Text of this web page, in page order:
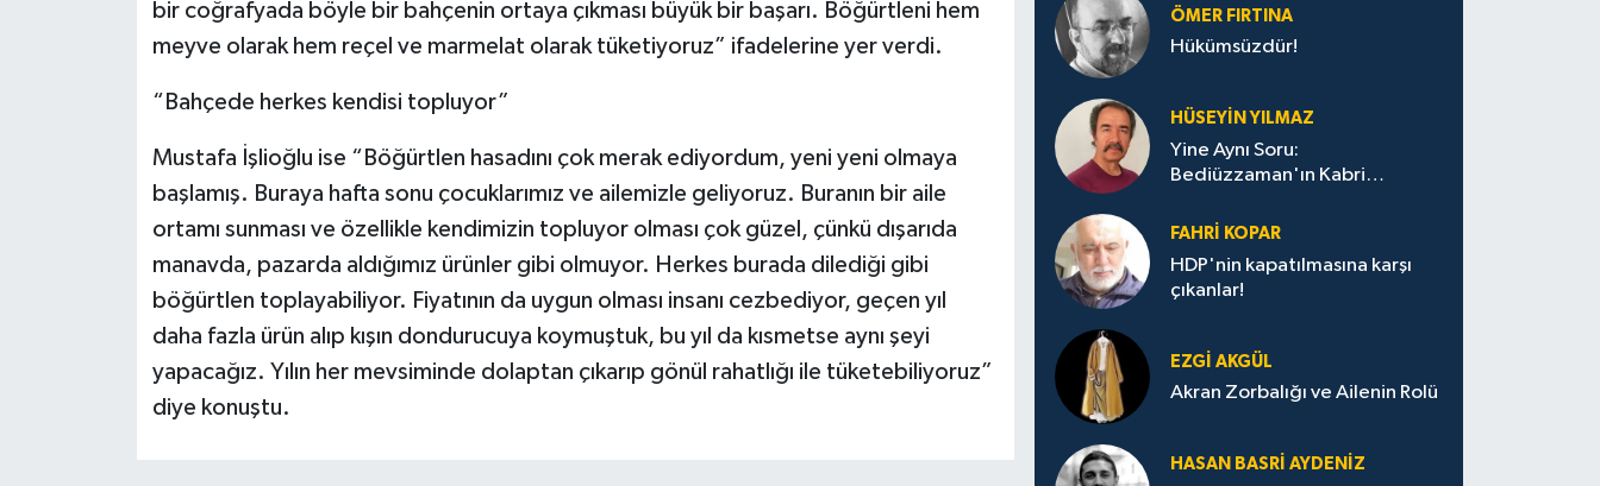
bir coğrafyada böyle bir bahçenin ortaya çıkması büyük bir başarı. Böğürtleni hem
meyve olarak hem reçel ve marmelat olarak tüketiyoruz” ifadelerine yer verdi.
“Bahçede herkes kendisi topluyor”
Mustafa İşlioğlu ise “Böğürtlen hasadını çok merak ediyordum, yeni yeni olmaya
başlamış. Buraya hafta sonu çocuklarımız ve ailemizle geliyoruz. Buranın bir aile
ortamı sunması ve özellikle kendimizin topluyor olması çok güzel, çünkü dışarıda
manavda, pazarda aldığımız ürünler gibi olmuyor. Herkes burada dilediği gibi
böğürtlen toplayabiliyor. Fiyatının da uygun olması insanı cezbediyor, geçen yıl
daha fazla ürün alıp kışın dondurucuya koymuştuk, bu yıl da kısmetse aynı şeyi
yapacağız. Yılın her mevsiminde dolaptan çıkarıp gönül rahatlığı ile tüketebiliyoruz”
diye konuştu.
ÖMER FIRTINA
Hükümsüzdür!
HÜSEYIN YILMAZ
Yine Aynı Soru:
Bediüzzaman'ın Kabri
FAHRI KOPAR
HDP'nin kapatılmasına karşı
çıkanlar!
EZGI AKGÜL
Akran Zorbalığı ve Ailenin Rolü
HASAN BASRI AYDENIZ